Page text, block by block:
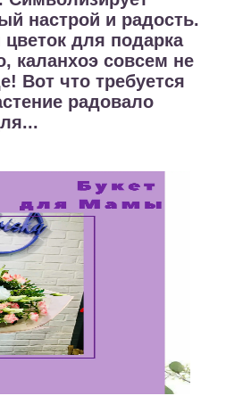
настрой и радость.
для подарка
каланхоэ совсем не
Вот что требуется
радовало